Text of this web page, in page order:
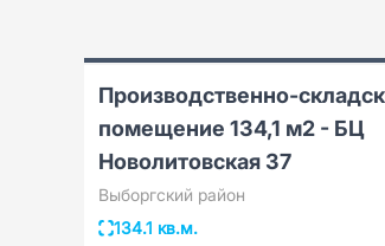
Производственно-
помещение 134,1 м2 - БЦ
Новолитовская 37
Выборгский район
134.1 кв.м.